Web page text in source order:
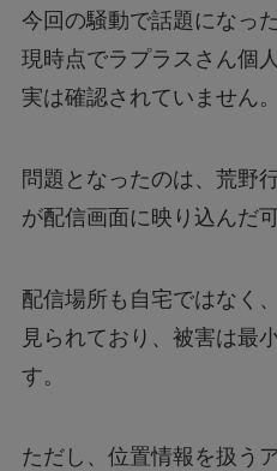
今回の騒動で話題になっ
現時点でラプラスさん個
実は確認されていません。
問題となったのは、荒野
が配信画面に映り込んだ
配信場所も自宅ではなく
見られており、被害は最
す。
ただし、位置情報を扱う